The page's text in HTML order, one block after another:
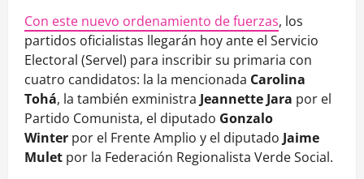
Con este nuevo ordenamiento de fuerzas, los
partidos oficialistas llegarán hoy ante el Servicio
Electoral (Servel) para inscribir su primaria con
cuatro candidatos: la la mencionada Carolina
Tohá, la también exministra Jeannette Jara por el
Partido Comunista, el diputado Gonzalo
Winter por el Frente Amplio y el diputado Jaime
Mulet por la Federación Regionalista Verde Social.